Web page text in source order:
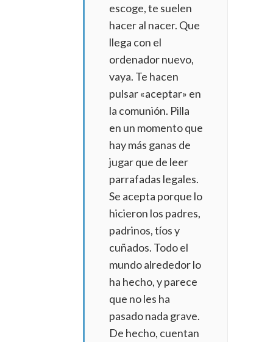
escoge, te suelen
hacer al nacer. Que
llega con el
ordenador nuevo,
vaya. Te hacen
pulsar «aceptar» en
la comunión. Pilla
en un momento que
hay más ganas de
jugar que de leer
parrafadas legales.
Se acepta porque lo
hicieron los padres,
padrinos, tíos y
cuñados. Todo el
mundo alrededor lo
ha hecho, y parece
que no les ha
pasado nada grave.
De hecho, cuentan